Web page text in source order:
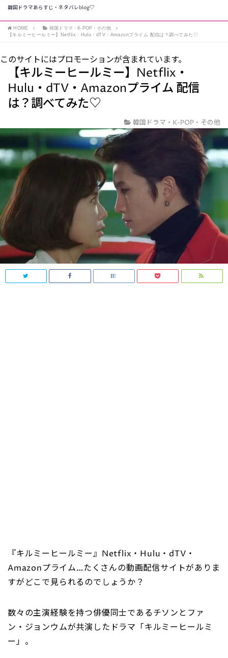
韓国ドラマあらすじ・ネタバレblog♡
HOME
韓国ドラマ・K-POP・その他
【キルミーヒールミー】Netflix・Hulu・dTV・Amazonプライム 配信は？調べてみた♡
このサイトにはプロモーションが含まれています。
【キルミーヒールミー】Netflix・
Hulu・dTV・Amazonプライム 配信
は？調べてみた♡
韓国ドラマ・K-POP・その他
『キルミーヒールミー』Netflix・Hulu・dTV・
Amazonプライム…たくさんの動画配信サイトがありま
すがどこで見られるのでしょうか？
数々の主演経験を持つ俳優同士であるチソンとファ
ン・ジョンウムが共演したドラマ「キルミーヒールミ
ー」。